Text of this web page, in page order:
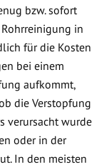
bzw. sofort
in
für die Kosten
bei einem
aufkommt,
die Verstopfung
verursacht wurde
oder in der
In den meisten